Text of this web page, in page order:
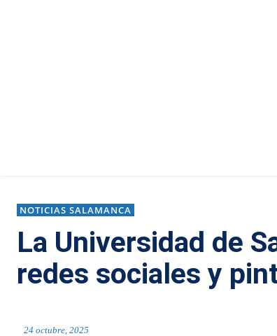
NOTICIAS SALAMANCA
La Universidad de
redes sociales y
24 octubre, 2025